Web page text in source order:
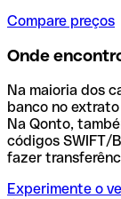
Compare preços
Onde
Na maioria dos
banco no
Na Qonto,
códigos SWIFT/
fazer
Experimente o